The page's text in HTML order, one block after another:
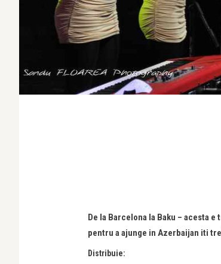
De la Barcelona la Baku – acesta
pentru a ajunge in Azerbaijan iti
Distribuie: